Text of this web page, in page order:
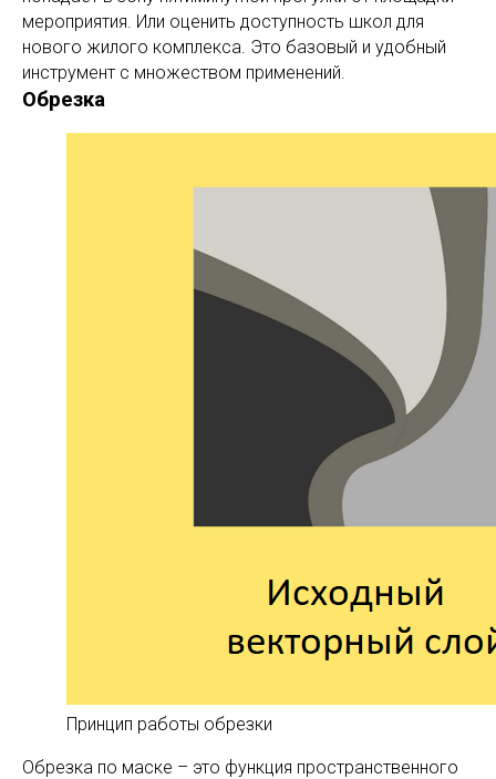
мероприятия. Или оценить доступность школ для
нового жилого комплекса. Это базовый и удобный
инструмент с множеством применений.
Обрезка
Принцип работы обрезки
Обрезка по маске – это функция пространственного